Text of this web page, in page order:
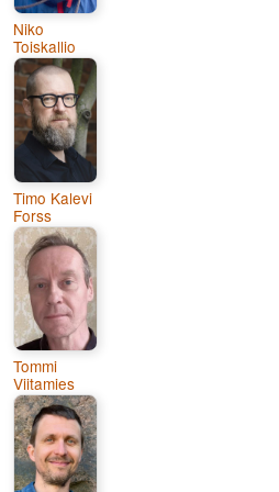
Niko
Toiskallio
Timo Kalevi
Forss
Tommi
Viitamies